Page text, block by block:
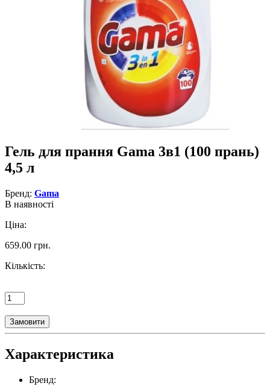
Гель для прання Gama 3в1 (100 прань)
4,5 л
Бренд: Gama
В наявності
Ціна:
659.00 грн.
Кількість:
Замовити
Характеристика
Бренд: